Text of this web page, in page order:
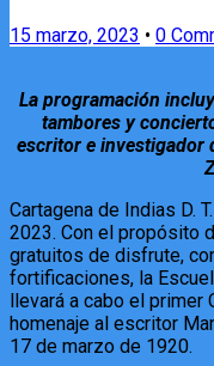
15 marzo, 2023 • 0
La programación
tambores y
escritor e investigador
Cartagena de Indias D.
2023. Con el propósito
gratuitos de disfrute,
fortificaciones, la
llevará a cabo el primer
homenaje al escritor
17 de marzo de 1920.